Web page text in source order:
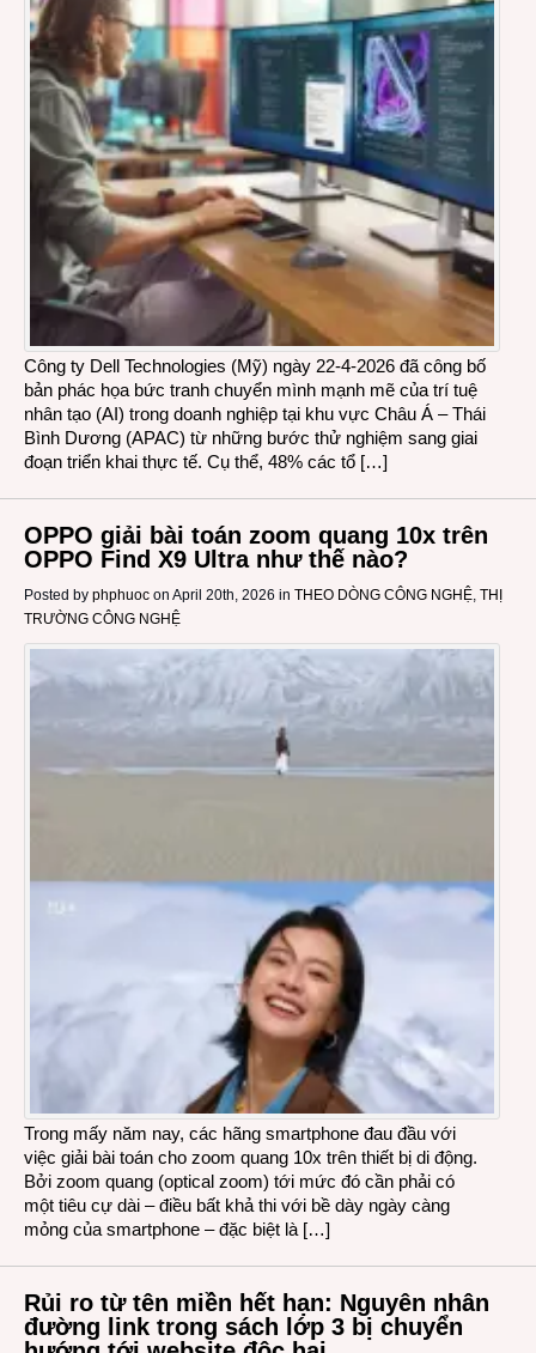
Công ty Dell Technologies (Mỹ) ngày 22-4-2026 đã công bố
bản phác họa bức tranh chuyển mình mạnh mẽ của trí tuệ
nhân tạo (AI) trong doanh nghiệp tại khu vực Châu Á – Thái
Bình Dương (APAC) từ những bước thử nghiệm sang giai
đoạn triển khai thực tế. Cụ thể, 48% các tổ […]
OPPO giải bài toán zoom quang 10x trên
OPPO Find X9 Ultra như thế nào?
Posted by phphuoc on April 20th, 2026 in THEO DÒNG CÔNG NGHỆ, THỊ
TRƯỜNG CÔNG NGHỆ
Trong mấy năm nay, các hãng smartphone đau đầu với
việc giải bài toán cho zoom quang 10x trên thiết bị di động.
Bởi zoom quang (optical zoom) tới mức đó cần phải có
một tiêu cự dài – điều bất khả thi với bề dày ngày càng
mỏng của smartphone – đặc biệt là […]
Rủi ro từ tên miền hết hạn: Nguyên nhân
đường link trong sách lớp 3 bị chuyển